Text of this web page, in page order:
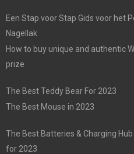
Een Stap voor Stap Gids voor het
Nagellak
How to buy unique and authentic
prize
The Best Teddy Bear For 2023
The Best Mouse in 2023
The Best Batteries & Charging
for 2023